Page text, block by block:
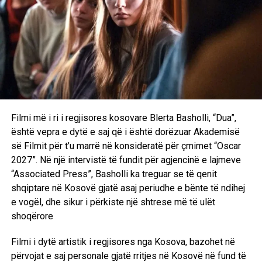
Filmi më i ri i regjisores kosovare Blerta Basholli, “Dua”,
është vepra e dytë e saj që i është dorëzuar Akademisë
së Filmit për t’u marrë në konsideratë për çmimet “Oscar
2027”. Në një intervistë të fundit për agjencinë e lajmeve
“Associated Press”, Basholli ka treguar se të qenit
shqiptare në Kosovë gjatë asaj periudhe e bënte të ndihej
e vogël, dhe sikur i përkiste një shtrese më të ulët
shoqërore
Filmi i dytë artistik i regjisores nga Kosova, bazohet në
përvojat e saj personale gjatë rritjes në Kosovë në fund të